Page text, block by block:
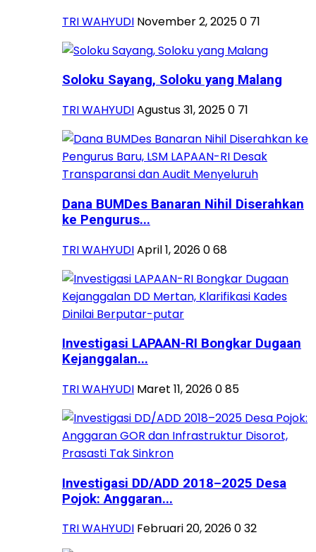
TRI WAHYUDI November 2, 20250 71
Soloku Sayang, Soloku yang Malang
TRI WAHYUDIAgustus 31, 20250 71
Dana BUMDes Banaran Nihil Diserahkan
ke Pengurus...
TRI WAHYUDIApril 1, 2026068
Investigasi LAPAAN-RI Bongkar Dugaan
Kejanggalan...
TRI WAHYUDI Maret 11, 2026085
Investigasi DD/ADD 2018–2025 Desa
Pojok: Anggaran...
TRI WAHYUDI Februari 20, 2026032